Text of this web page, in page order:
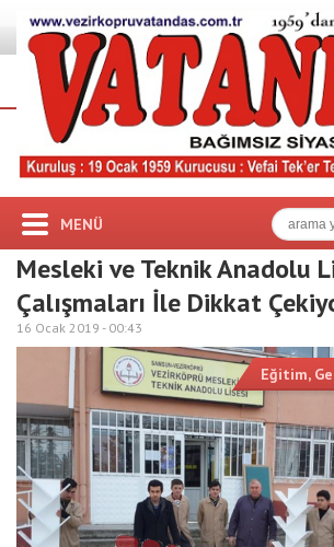
MENÜ
Mesleki ve Teknik Anadolu
Çalışmaları İle Dikkat
16 Ocak 2019 - 00:43
Eğitim,